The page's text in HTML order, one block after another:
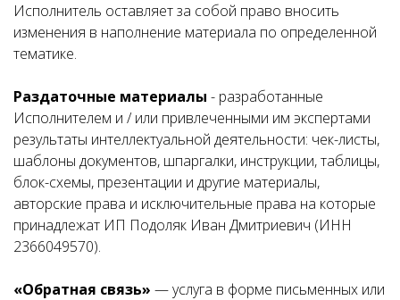
Исполнитель оставляет за собой право вносить
изменения в наполнение материала по определенной
тематике.
Раздаточные материалы - разработанные
Исполнителем и / или привлеченными им экспертами
результаты интеллектуальной деятельности: чек-листы,
шаблоны документов, шпаргалки, инструкции, таблицы,
блок-схемы, презентации и другие материалы,
авторские права и исключительные права на которые
принадлежат ИП Подоляк Иван Дмитриевич (ИНН
2366049570).
«Обратная связь» — услуга в форме письменных или